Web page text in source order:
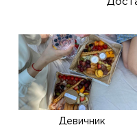
Девичник